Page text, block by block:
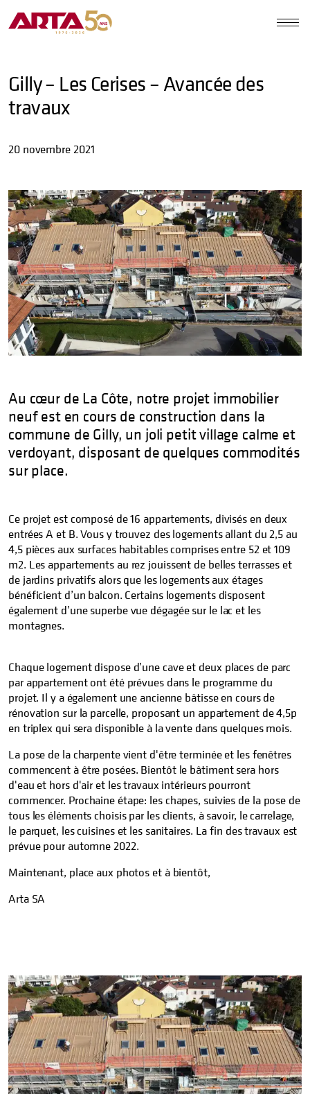
Gilly – Les Cerises – Avancée des
travaux
20 novembre 2021
Au cœur de La Côte, notre projet immobilier
neuf est en cours de construction dans la
commune de Gilly, un joli petit village calme et
verdoyant, disposant de quelques commodités
sur place.
Ce projet est composé de 16 appartements, divisés en deux
entrées A et B. Vous y trouvez des logements allant du 2,5 au
4,5 pièces aux surfaces habitables comprises entre 52 et 109
m2. Les appartements au rez jouissent de belles terrasses et
de jardins privatifs alors que les logements aux étages
bénéficient d’un balcon. Certains logements disposent
également d’une superbe vue dégagée sur le lac et les
montagnes.
Chaque logement dispose d’une cave et deux places de parc
par appartement ont été prévues dans le programme du
projet. Il y a également une ancienne bâtisse en cours de
rénovation sur la parcelle, proposant un appartement de 4,5p
en triplex qui sera disponible à la vente dans quelques mois.
La pose de la charpente vient d'être terminée et les fenêtres
commencent à être posées. Bientôt le bâtiment sera hors
d'eau et hors d'air et les travaux intérieurs pourront
commencer. Prochaine étape: les chapes, suivies de la pose de
tous les éléments choisis par les clients, à savoir, le carrelage,
le parquet, les cuisines et les sanitaires. La fin des travaux est
prévue pour automne 2022.
Maintenant, place aux photos et à bientôt,
Arta SA